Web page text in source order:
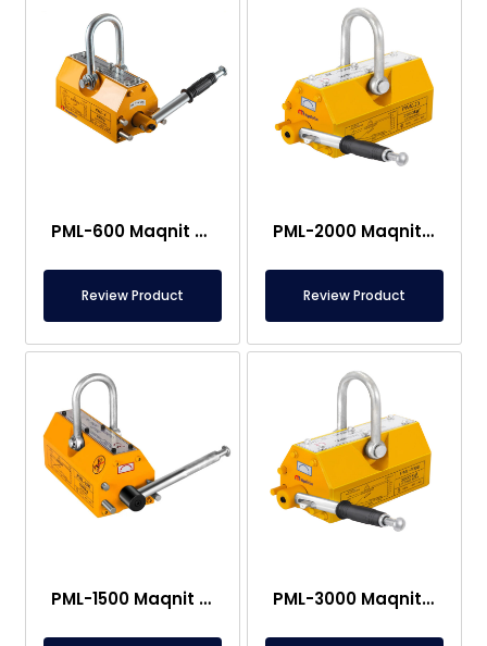
PML-600 Maqnit Qaldırıcı – 600 kq Güc
Review Product
PML-2000 Maqnit Qaldırıcı Qolu – 2000 kq Güc
Review Product
PML-1500 Maqnit Qaldırıcı – 1500 kq Güc PML-3000 Maqnit Qaldırıcı – 3000 kq Güc